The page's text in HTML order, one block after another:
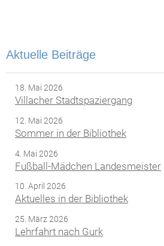
Aktuelle Beiträge
18. Mai 2026
Villacher Stadtspaziergang
12. Mai 2026
Sommer in der Bibliothek
4. Mai 2026
Fußball-Mädchen Landesmeister
10. April 2026
Aktuelles in der Bibliothek
25. März 2026
Lehrfahrt nach Gurk